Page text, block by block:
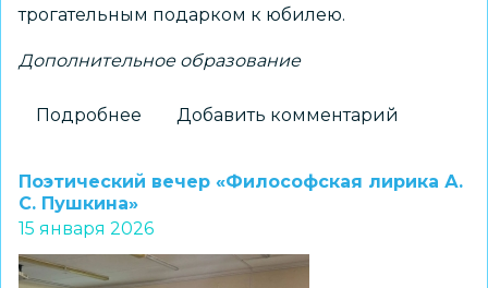
трогательным подарком к юбилею.
Дополнительное образование
Подробнее
ЦРТДиЮ
завершился
Марафон
Добавить комментарий
Поэтический вечер «Философская лирика А.
С. Пушкина»
15 января 2026